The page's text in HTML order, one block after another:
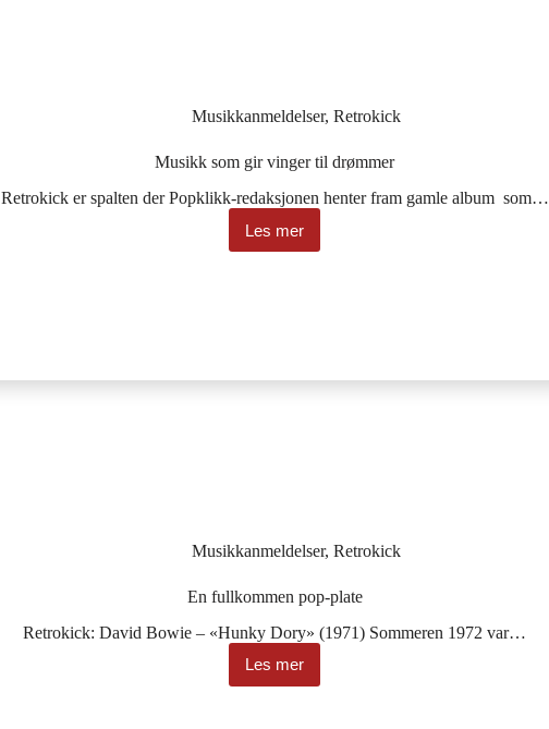
Musikkanmeldelser,Retrokick
Musikk som gir vinger til drømmer
Retrokick er spalten der Popklikk-redaksjonen henter fram gamle album som…
Les mer
Musikk
som
Musikkanmeldelser,Retrokick
En fullkommen pop-plate
Retrokick: David Bowie – «Hunky Dory» (1971) Sommeren 1972 var…
Les mer
En
fullkommen